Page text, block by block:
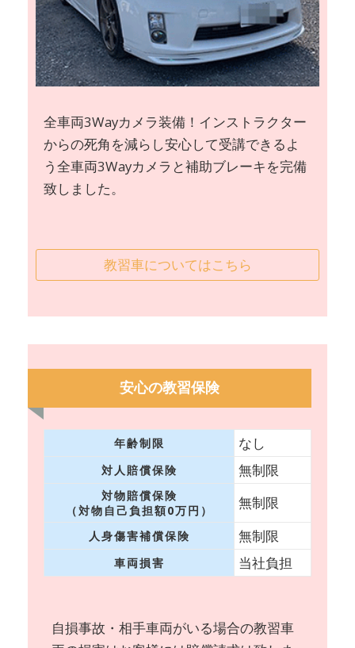
全車両3Wayカメラ装備！インストラクター
からの死角を減らし安心して受講できるよ
う全車両3Wayカメラと補助ブレーキを完備
致しました。
教習車についてはこちら
安心の教習保険
年齢制限 なし
対人賠償保険 無制限
対物賠償保険
（対物自己負担額0万円）
無制限
人身傷害補償保険 無制限
車両損害 当社負担
自損事故・相手車両がいる場合の教習車